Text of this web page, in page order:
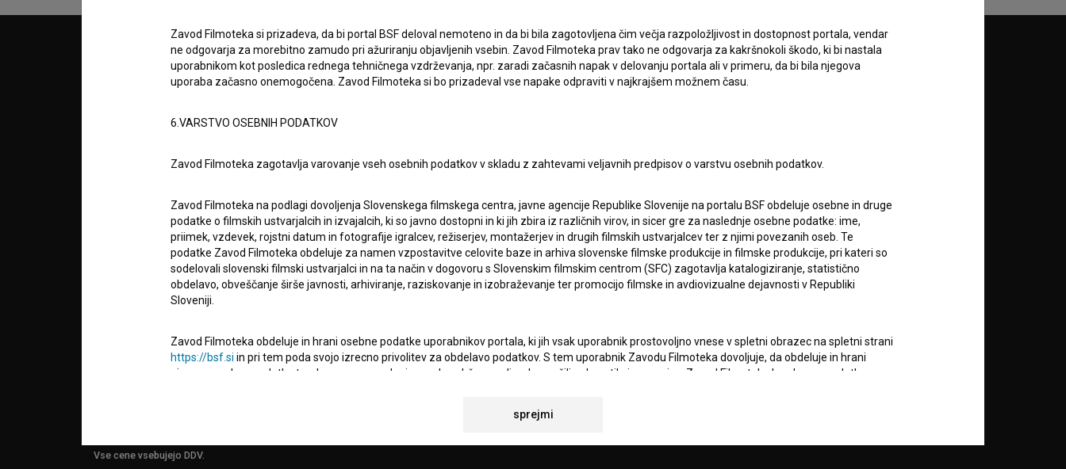
© 2018-2026, Filmoteka,
zavod za širjenje filmske kulture
Tehnična pomoč: podpora@bsf.si
Projekt sofinancira:
PARTNERJI
O PROJEKTU
STATISTIKA
KONTAKT
VPRAŠANJA
PRIJAVITE SE NA BSF NOVIČNIK:
PRIJAVA
Sledite nam na:
TRR: SI56 6100 0001 5706
684,
ali s kreditno kartico:
Vse cene vsebujejo DDV.
Zavod Filmoteka si prizadeva, da bi portal BSF deloval nemoteno in da bi bila zagotovljena čim večja razpoložljivost in dostopnost portala, vendar
ne odgovarja za morebitno zamudo pri ažuriranju objavljenih vsebin. Zavod Filmoteka prav tako ne odgovarja za kakršnokoli škodo, ki bi nastala
uporabnikom kot posledica rednega tehničnega vzdrževanja, npr. zaradi začasnih napak v delovanju portala ali v primeru, da bi bila njegova
uporaba začasno onemogočena. Zavod Filmoteka si bo prizadeval vse napake odpraviti v najkrajšem možnem času.
6.VARSTVO OSEBNIH PODATKOV
Zavod Filmoteka zagotavlja varovanje vseh osebnih podatkov v skladu z zahtevami veljavnih predpisov o varstvu osebnih podatkov.
Zavod Filmoteka na podlagi dovoljenja Slovenskega filmskega centra, javne agencije Republike Slovenije na portalu BSF obdeluje osebne in druge
podatke o filmskih ustvarjalcih in izvajalcih, ki so javno dostopni in ki jih zbira iz različnih virov, in sicer gre za naslednje osebne podatke: ime,
priimek, vzdevek, rojstni datum in fotografije igralcev, režiserjev, montažerjev in drugih filmskih ustvarjalcev ter z njimi povezanih oseb. Te
podatke Zavod Filmoteka obdeluje za namen vzpostavitve celovite baze in arhiva slovenske filmske produkcije in filmske produkcije, pri kateri so
sodelovali slovenski filmski ustvarjalci in na ta način v dogovoru s Slovenskim filmskim centrom (SFC) zagotavlja katalogiziranje, statistično
obdelavo, obveščanje širše javnosti, arhiviranje, raziskovanje in izobraževanje ter promocijo filmske in avdiovizualne dejavnosti v Republiki
Sloveniji.
Zavod Filmoteka obdeluje in hrani osebne podatke uporabnikov portala, ki jih vsak uporabnik prostovoljno vnese v spletni obrazec na spletni strani
https://bsf.si in pri tem poda svojo izrecno privolitev za obdelavo podatkov. S tem uporabnik Zavodu Filmoteka dovoljuje, da obdeluje in hrani
njegove osebne podatke ter da mu na navedeni e-naslov občasno ali redno pošilja obvestila in e-novice. Zavod Filmoteka bo zbrane podatke o
narave, z novostmi na spletnem mestu BSF ter za statistične, marketinške in druge analize in raziskave v zvezi z uporabniki spletnega mesta, pri
sprejmi